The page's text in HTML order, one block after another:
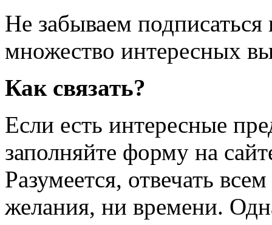
Не забываем
множество интересных
Как связать?
Если есть интересные
заполняйте форму на
Разумеется, отвечать
желания, ни времени.